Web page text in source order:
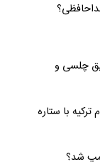
چلسی و
با ستاره
شد؟